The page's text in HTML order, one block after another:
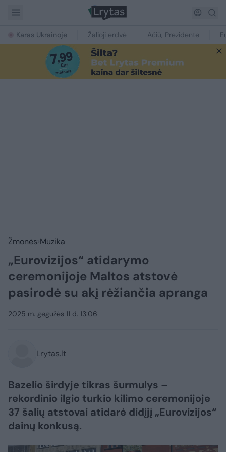
Karas Ukrainoje Žalioji erdvė Ačiū, Prezidente
Žmonės Muzika
„Eurovizijos“ atidarymo
ceremonijoje Maltos atstovė
pasirodė su akį rėžiančia apranga
2025 m. gegužės 11 d. 13:06
Lrytas.lt
Bazelio širdyje tikras šurmulys –
rekordinio ilgio turkio kilimo ceremonijoje
37 šalių atstovai atidarė didįjį „Eurovizijos“
dainų konkusą.